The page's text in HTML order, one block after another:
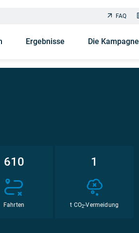
FAQ
Ergebnisse Die Kampagne
610
Fahrten
1
t CO2-Vermeidung